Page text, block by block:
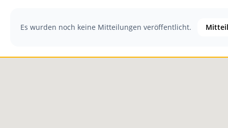
Es wurden noch keine Mitteilungen veröffentlicht.